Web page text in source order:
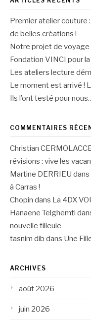
Premier atelier couture
de belles créations !
Notre projet de voyage
Fondation VINCI pour la
Les ateliers lecture
Le moment est arrivé !
Ils l’ont testé pour
COMMENTAIRES
Christian
révisions : vive les
Martine DERRIEU dans
à Carras !
Chopin dans La 4DX
Hanaene Telghemti
nouvelle filleule
tasnim dib dans Une
ARCHIVES
août 2026
juin 2026